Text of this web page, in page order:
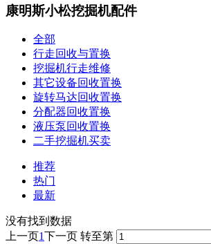
康明斯小松挖掘机配件
全部
行走回收与置换
挖掘机行走维修
其它设备回收置换
旋转马达回收置换
分配器回收置换
液压泵回收置换
二手挖掘机买卖
推荐
热门
最新
没有找到数据
上一页1下一页 转至第